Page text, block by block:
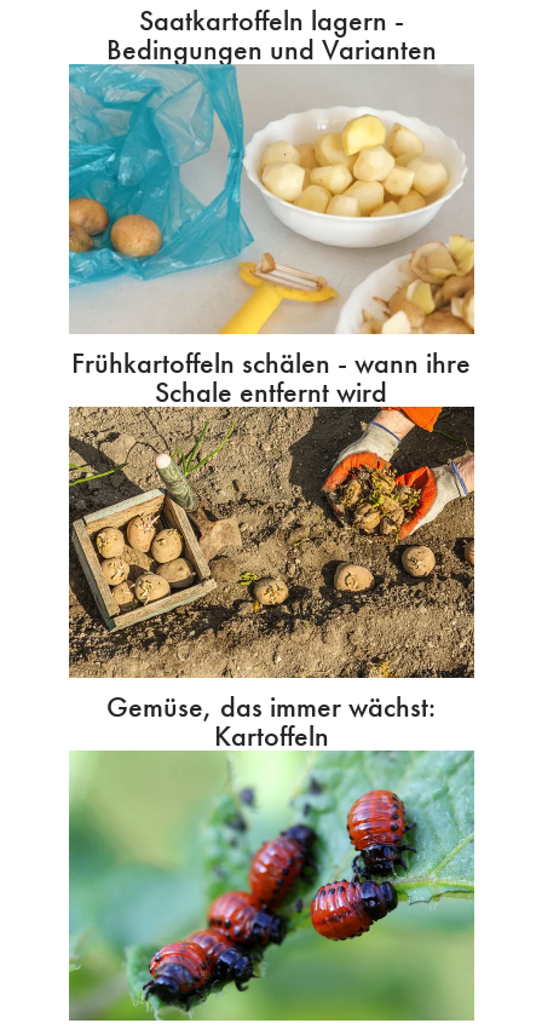
Saatkartoffeln lagern -
Bedingungen und Varianten
Frühkartoffeln schälen - wann ihre
Schale entfernt wird
Gemüse, das immer wächst:
Kartoffeln